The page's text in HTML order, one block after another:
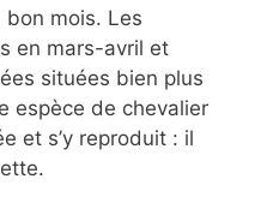
mois. Les
en mars-avril et
situées bien plus
espèce de chevalier
et s’y reproduit : il